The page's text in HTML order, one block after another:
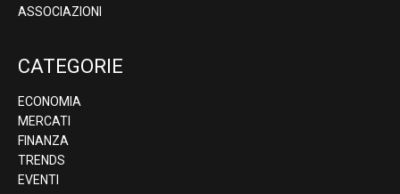
ASSOCIAZIONI
CATEGORIE
ECONOMIA
MERCATI
FINANZA
TRENDS
EVENTI